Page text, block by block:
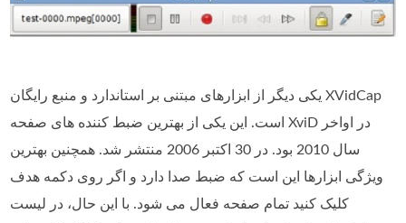
یکی دیگر از ابزارهای مبتنی بر استاندارد و منبع رایگان XVidCap
است. این یکی از بهترین ضبط کننده های صفحه XviD در اواخر
سال 2010 بود. در 30 اکتبر 2006 منتشر شد. همچنین بهترین
ویژگی ابزارها این است که ضبط صدا دارد و اگر روی دکمه هدف
کلیک کنید تمام صفحه فعال می شود. با این حال، در لیست